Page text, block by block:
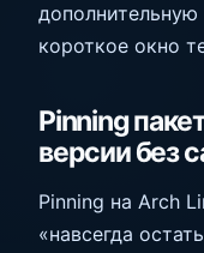
короткое окно
Pinning
версии без
Pinning на Arch
«навсегда